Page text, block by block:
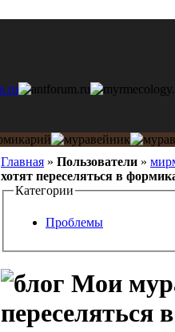
Главная » Пользователи »
хотят переселяться в
Категории
Проблемы
Мои
переселяться